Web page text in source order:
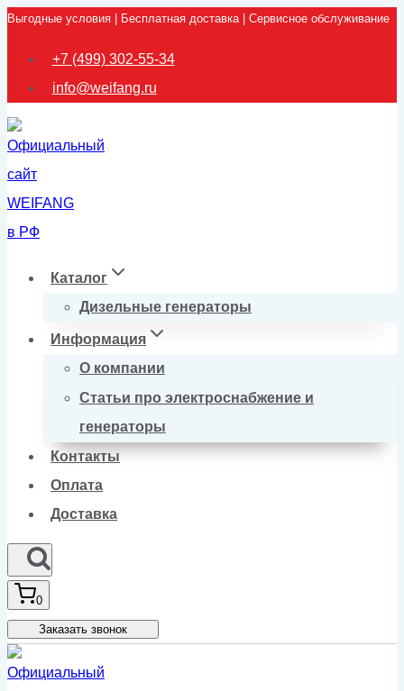
Перейти
Выгодные условия | Бесплатная доставка | Сервисное обслуживание
+7 (499) 302-55-34
info@weifang.ru
Каталог
Дизельные генераторы
Информация
О компании
Статьи про электроснабжение и
генераторы
Контакты
Оплата
Доставка
0
Заказать звонок